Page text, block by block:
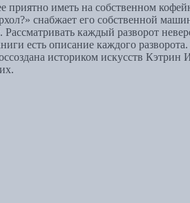
приятно иметь на собственном
снабжает его собственной
каждый разворот
есть описание каждого
историком искусств